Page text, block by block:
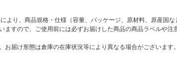
より、商品規格・仕様（容量、パッケージ、原材料、原産国な
すので、ご使用前には必ずお届けした商品の商品ラベルや注
届け形態は倉庫の在庫状況等により異なる場合がございます